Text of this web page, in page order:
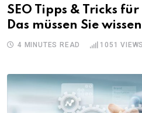
SEO Tipps & Tricks
Das müssen Sie wissen
4 MINUTES READ 1051 VIEWS